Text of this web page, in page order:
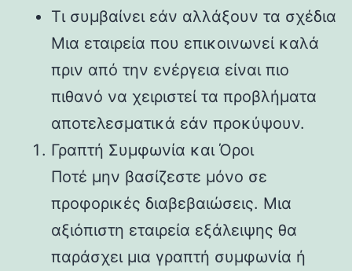
Τι συμβαίνει εάν αλλάξουν τα σχέδια
Μια εταιρεία που επικοινωνεί καλά
πριν από την ενέργεια είναι πιο
πιθανό να χειριστεί τα προβλήματα
αποτελεσματικά εάν προκύψουν.
Γραπτή Συμφωνία και Όροι
Ποτέ μην βασίζεστε μόνο σε
προφορικές διαβεβαιώσεις. Μια
αξιόπιστη εταιρεία εξάλειψης θα
παράσχει μια γραπτή συμφωνία ή